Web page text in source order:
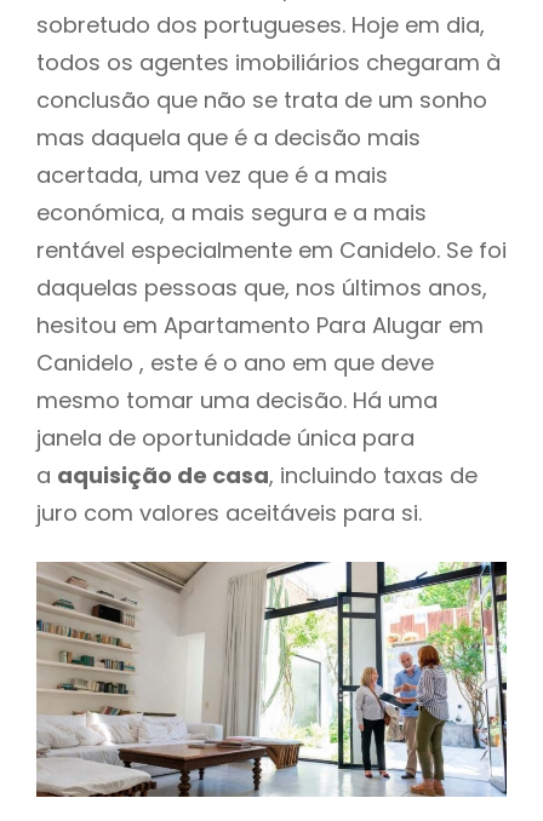
sobretudo dos portugueses. Hoje em dia,
todos os agentes imobiliários chegaram à
conclusão que não se trata de um sonho
mas daquela que é a decisão mais
acertada, uma vez que é a mais
económica, a mais segura e a mais
rentável especialmente em Canidelo. Se foi
daquelas pessoas que, nos últimos anos,
hesitou em Apartamento Para Alugar em
Canidelo , este é o ano em que deve
mesmo tomar uma decisão. Há uma
janela de oportunidade única para
a aquisição de casa, incluindo taxas de
juro com valores aceitáveis para si.